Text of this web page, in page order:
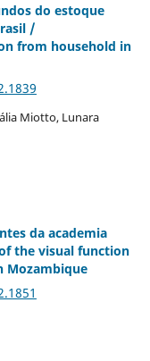
do estoque
/
from household in
Miotto, Lunara
da academia
the visual function
Mozambique